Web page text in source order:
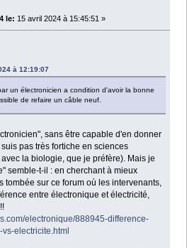
le: 15 avril 2024 à 15:45:51 »
à 12:19:07
un électronicien a condition d'avoir la bonne
de refaire un câble neuf.
sans être capable d'en donner
pas très fortiche en sciences
la biologie, que je préfère). Mais je
semble-t-il : en cherchant à mieux
tombée sur ce forum où les intervenants,
entre électronique et électricité,
electronique/888945-difference-
electricite.html